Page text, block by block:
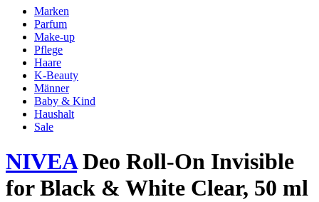
Marken
Parfum
Make-up
Pflege
Haare
K-Beauty
Männer
Baby & Kind
Haushalt
Sale
NIVEADeo Roll-On Invisible
for Black & White Clear, 50 ml